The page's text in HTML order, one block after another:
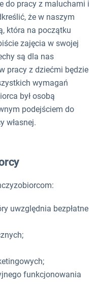
do pracy z maluchami i
że w naszym
która na początku
zajęcia w swojej
są dla nas
pracy z dziećmi będzie
wymagań
był osobą
podejściem do
własnej.
uwzględnia bezpłatne
funkcjonowania